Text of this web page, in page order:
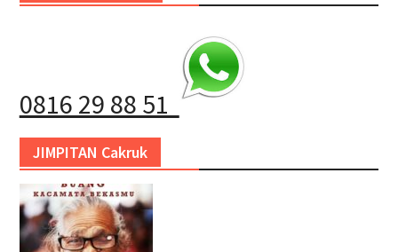
0816 29 88 51
JIMPITAN Cakruk